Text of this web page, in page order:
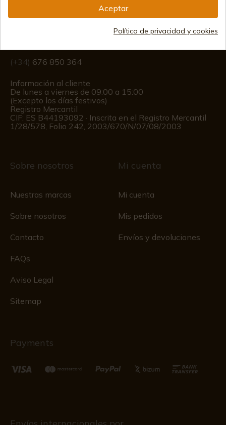
info@aceros-de-hispania.com
(+34) 676 850 364
Información al cliente
De lunes a viernes de 09:00 a 15:00
(Excepto los días festivos)
Registro Mercantil
CIF: ES B44193092 · Inscrita en el Registro Mercantil
1/28/578, Folio 242, 2003/670/N/07/08/2003
Sobre nosotros
Nuestras marcas
Sobre nosotros
Contacto
FAQs
Aviso Legal
Sitemap
Mi cuenta
Mi cuenta
Mis pedidos
Envíos y devoluciones
Payments
Aceptar
Política de privacidad y cookies